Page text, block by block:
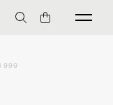
999